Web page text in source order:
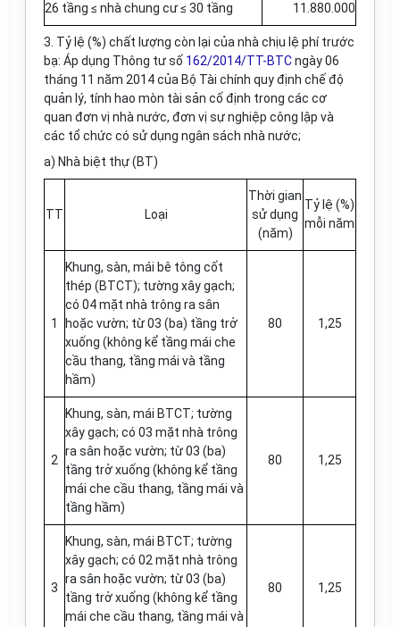
26 tầng ≤ nhà chung cư ≤ 30 tầng 11.880.000
3 Tỷ lệ (%) chất lượng còn lại của nhà chịu lệ phí trước
bạ: Áp dụng Thông tư số 162/2014/TT-BTCngày 06
tháng 11 năm 2014 của Bộ Tài chính quy định chế độ
quản l ý, tính hao mòn tài sản cố định trong các cơ
quan đơn vị nhà nước, đơn vị sự nghiệp công lập và
các tổ chức có sử dụng ngân sách nhà nước;
a) Nhà biệt thự (BT)
TT Loại
Thời gian
sử dụng
(năm)
Tỷ lệ (%)
mỗi năm
1
Khung, sàn, mái bê tông cốt
thép (BTCT); tường xây gạch;
có 04 mặt nhà trông ra sân
hoặc vườn; từ 03 (ba) tầng trở
xuống (không kể tầng mái che
cầu thang, tầng mái và tầng
hầm)
80 1,25
2
Khung, sàn, mái BTCT; tường
xây gạch; có 03 mặt nhà trông
ra sân hoặc vườn; từ 03 (ba)
tầng trở xuống (không kể tầng
mái che cầu thang, tầng mái và
tầng hầm)
80 1,25
3
Khung, sàn, mái BTCT; tường
xây gạch; có 02 mặt nhà trông
ra sân hoặc vườn; từ 03 (ba)
tầng trở xuống (không kể tầng
mái che cầu thang, tầng mái và
80 1,25